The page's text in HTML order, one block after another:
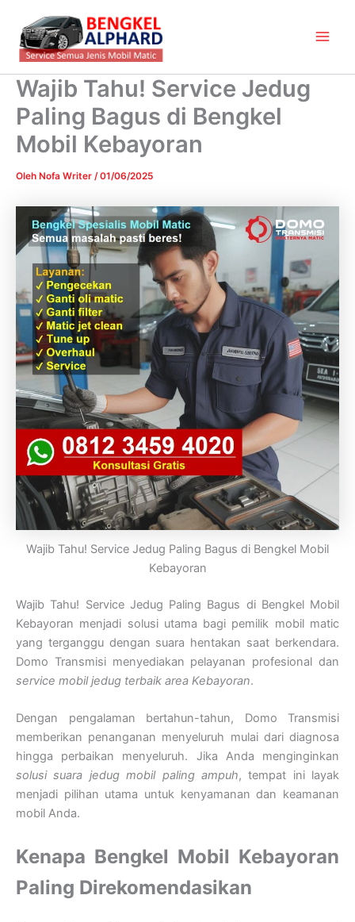
konten
Wajib Tahu! Service Jedug
Paling Bagus di Bengkel
Mobil Kebayoran
Oleh Nofa Writer /01/06/2025
Wajib Tahu! Service Jedug Paling Bagus di Bengkel Mobil
Kebayoran
Wajib Tahu! Service Jedug Paling Bagus di Bengkel Mobil
Kebayoran menjadi solusi utama bagi pemilik mobil matic
yang terganggu dengan suara hentakan saat berkendara.
Domo Transmisi menyediakan pelayanan profesional dan
service mobil jedug terbaik area Kebayoran.
Dengan pengalaman bertahun-tahun, Domo Transmisi
memberikan penanganan menyeluruh mulai dari diagnosa
hingga perbaikan menyeluruh. Jika Anda menginginkan
solusi suara jedug mobil paling ampuh, tempat ini layak
menjadi pilihan utama untuk kenyamanan dan keamanan
mobil Anda.
Kenapa Bengkel Mobil Kebayoran
Paling Direkomendasikan